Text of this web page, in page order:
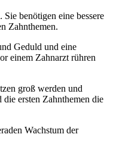
benötigen eine bessere
Zahnthemen.
Geduld und eine
einem Zahnarzt rühren
groß werden und
ersten Zahnthemen die
Wachstum der